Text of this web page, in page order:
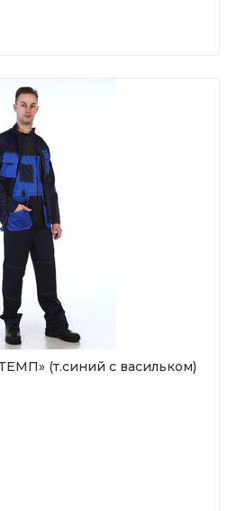
(т.синий с васильком)